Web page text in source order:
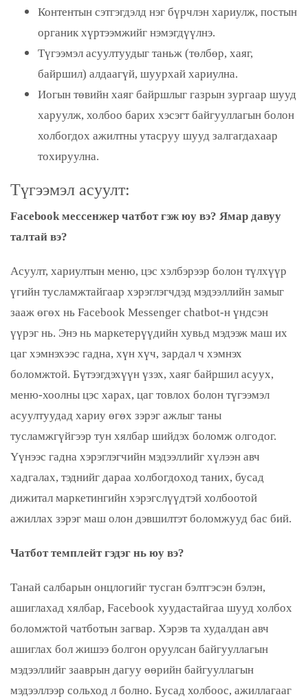
Контентын сэтгэгдэлд нэг бүрчлэн хариулж, постын
органик хүртээмжийг нэмэгдүүлнэ.
Түгээмэл асуултуудыг таньж (төлбөр, хаяг,
байршил) алдаагүй, шуурхай хариулна.
Иогын төвийн хаяг байршлыг газрын зургаар шууд
харуулж, холбоо барих хэсэгт байгууллагын болон
холбогдох ажилтны утасруу шууд залгагдахаар
тохируулна.
Түгээмэл асуулт:
Facebook мессенжер чатбот гэж юу вэ? Ямар давуу
талтай вэ?
Асуулт, хариултын меню, цэс хэлбэрээр болон түлхүүр
үгийн тусламжтайгаар хэрэглэгчдэд мэдээллийн замыг
зааж өгөх нь Facebook Messenger chatbot-н үндсэн
үүрэг нь. Энэ нь маркетерүүдийн хувьд мэдээж маш их
цаг хэмнэхээс гадна, хүн хүч, зардал ч хэмнэх
боломжтой. Бүтээгдэхүүн үзэх, хаяг байршил асуух,
меню-хоолны цэс харах, цаг товлох болон түгээмэл
асуултуудад хариу өгөх зэрэг ажлыг таны
тусламжгүйгээр тун хялбар шийдэх боломж олгодог.
Үүнээс гадна хэрэглэгчийн мэдээллийг хүлээн авч
хадгалах, тэднийг дараа холбогдоход таних, бусад
дижитал маркетингийн хэрэгслүүдтэй холбоотой
ажиллах зэрэг маш олон дэвшилтэт боломжууд бас бий.
Чатбот темплейт гэдэг нь юу вэ?
Танай салбарын онцлогийг тусган бэлтгэсэн бэлэн,
ашиглахад хялбар, Facebook хуудастайгаа шууд холбох
боломжтой чатботын загвар. Хэрэв та худалдан авч
ашиглах бол жишээ болгон оруулсан байгууллагын
мэдээллийг зааврын дагуу өөрийн байгууллагын
мэдээллээр сольход л болно. Бусад холбоос, ажиллагааг